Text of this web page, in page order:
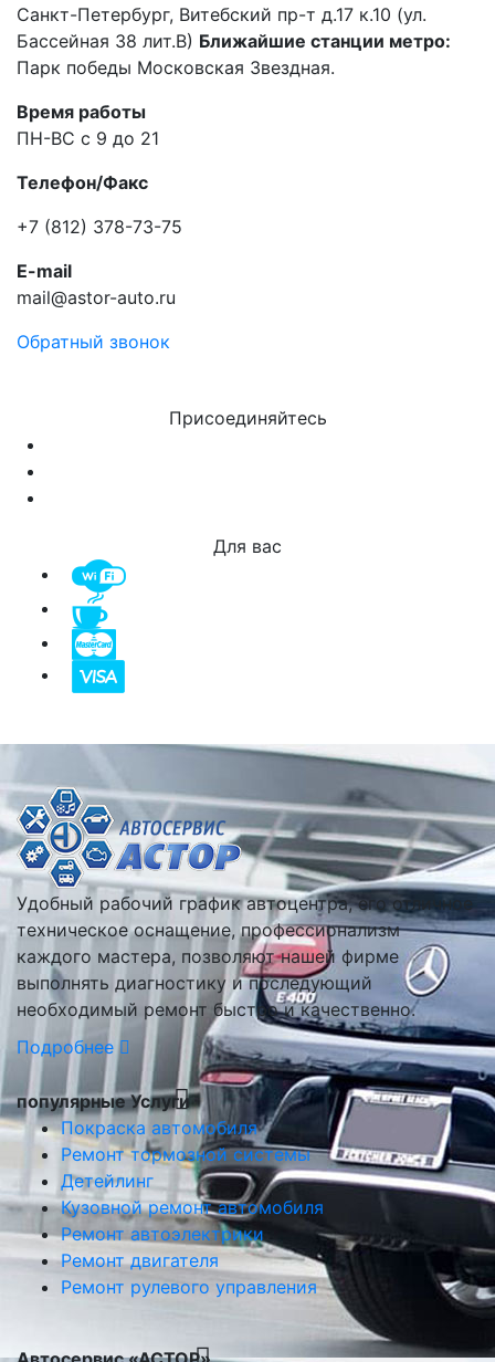
Санкт-Петербург, Витебский пр-т д.17 к.10 (ул.
Бассейная 38 лит.В) Ближайшие станции метро:
Парк победы Московская Звездная.
Время работы
ПН-ВС с 9 до 21
Телефон/Факс
+7 (812) 378-73-75
E-mail
mail@astor-auto.ru
Обратный звонок
Присоединяйтесь
Для вас
Удобный рабочий график автоцентра, его отличное
техническое оснащение, профессионализм
каждого мастера, позволяют нашей фирме
выполнять диагностику и последующий
необходимый ремонт быстро и качественно.
Подробнее
популярные Услуги
Покраска автомобиля
Ремонт тормозной системы
Детейлинг
Кузовной ремонт автомобиля
Ремонт автоэлектрики
Ремонт двигателя
Ремонт рулевого управления